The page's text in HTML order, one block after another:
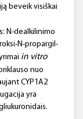
beveik visiškai
N-dealkilinimo
N-propargil-
in vitro
nuo
CYP1A2
yra